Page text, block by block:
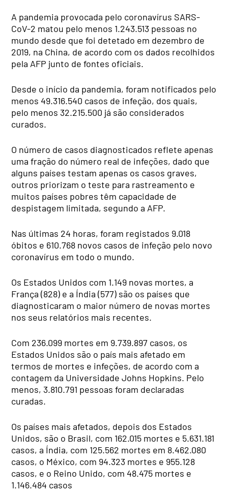
A pandemia provocada pelo coronavírus SARS-
CoV-2 matou pelo menos 1.243.513 pessoas no
mundo desde que foi detetado em dezembro de
2019, na China, de acordo com os dados recolhidos
pela AFP junto de fontes oficiais.
Desde o início da pandemia, foram notificados pelo
menos 49.316.540 casos de infeção, dos quais,
pelo menos 32.215.500 já são considerados
curados.
O número de casos diagnosticados reflete apenas
uma fração do número real de infeções, dado que
alguns países testam apenas os casos graves,
outros priorizam o teste para rastreamento e
muitos países pobres têm capacidade de
despistagem limitada, segundo a AFP.
Nas últimas 24 horas, foram registados 9.018
óbitos e 610.768 novos casos de infeção pelo novo
coronavírus em todo o mundo.
Os Estados Unidos com 1.149 novas mortes, a
França (828) e a Índia (577) são os países que
diagnosticaram o maior número de novas mortes
nos seus relatórios mais recentes.
Com 236.099 mortes em 9.739.897 casos, os
Estados Unidos são o país mais afetado em
termos de mortes e infeções, de acordo com a
contagem da Universidade Johns Hopkins. Pelo
menos, 3.810.791 pessoas foram declaradas
curadas.
Os países mais afetados, depois dos Estados
Unidos, são o Brasil, com 162.015 mortes e 5.631.181
casos, a Índia, com 125.562 mortes em 8.462.080
casos, o México, com 94.323 mortes e 955.128
casos, e o Reino Unido, com 48.475 mortes e
1.146.484 casos